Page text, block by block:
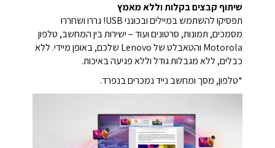
שיתוף קבצים בקלות וללא מאמץ
תפסיקו להשתמש במיילים ובכונני USB! גררו ושחררו
מסמכים, תמונות, סרטונים ועוד – ישירות בין המחשב, טלפון
Motorola והטאבלט של Lenovo שלכם, באופן מיידי. ללא
כבלים, ללא מגבלות גודל וללא פגיעה באיכות.
*טלפון, מסך ומחשב נייד נמכרים בנפרד.